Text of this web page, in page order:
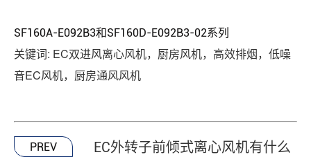
SF160A-E092B3和SF160D-E092B3-02系列
关键词: EC双进风离心风机，厨房风机，高效排烟，低噪
音EC风机，厨房通风风机
PREV
EC外转子前倾式离心风机有什么